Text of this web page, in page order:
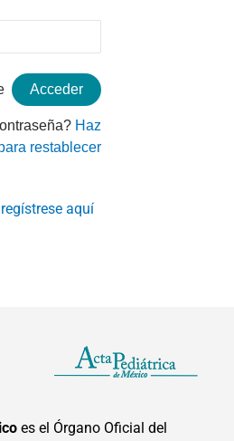
Haz
restablecer
regístrese aquí
es el Órgano Oficial del